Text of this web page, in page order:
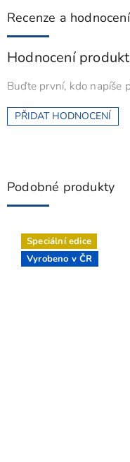
Recenze a hodnocení
Hodnocení
Buďte první, kdo napíše
PŘIDAT HODNOCENÍ
Podobné produkty
Speciální edice
Vyrobeno v ČR